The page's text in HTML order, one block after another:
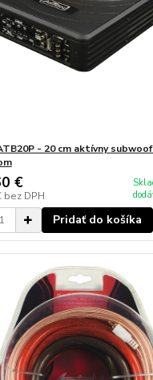
- 20 cm aktívny
€
bez DPH
Pridať do košíka